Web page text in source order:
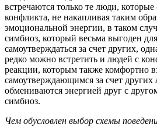
встречаются только те люди,
конфликта, не накапливая таким
эмоциональной энергии, в таком
симбиоз, который весьма выгоден
самоутверждаться за счет других,
редко можно встретить и людей с
реакции, которым также комфортно
самоутверждающимся за счет
обмениваются энергией друг с
симбиоз.
Чем обусловлен выбор схемы